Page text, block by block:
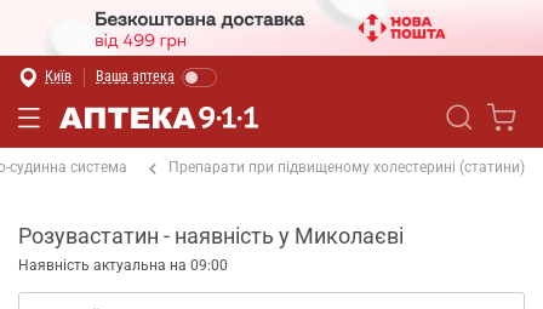
Київ Ваша аптека
судинна система Препарати при підвищеному холестерині (статини)
Розувастатин - наявність у Миколаєві
Наявність актуальна на 09:00